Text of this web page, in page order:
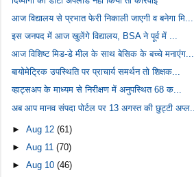
आज विद्यालय से प्रभात फेरी निकाली जाएगी व बनेगा मि...
इस जनपद में आज खुलेंगे विद्यालय, BSA ने पूर्व में ...
आज विशिष्ट मिड-डे मील के साथ बेसिक के बच्चे मनाएंग...
बायोमेट्रिक उपस्थिति पर प्राचार्य समर्थन तो शिक्षक...
व्हाट्सअप के माध्यम से निरीक्षण में अनुपस्थित 68 क...
अब आप मानव संपदा पोर्टल पर 13 अगस्त की छुट्टी अप्ल...
►Aug 12(61)
►Aug 11(70)
►Aug 10(46)